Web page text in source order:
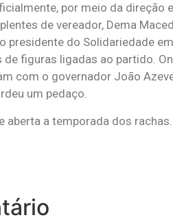
por meio da
de vereador, Dema
presidente do Solidariedade
de figuras ligadas ao partido.
com o governador João
um pedaço.
a temporada dos rachas.